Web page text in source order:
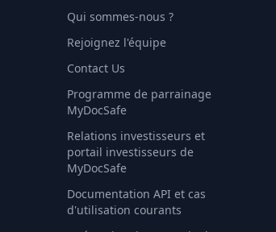
Qui sommes-nous ?
Rejoignez l'équipe
Contact Us
Programme de parrainage
MyDocSafe
Relations investisseurs et
portail investisseurs de
MyDocSafe
Documentation API et cas
d'utilisation courants